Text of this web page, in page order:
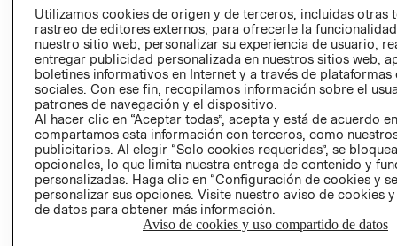
AVISO DE
PRIVACIDAD
GIFT CARD
AVISO DE
COOKIES
Chile ($)
Utilizamos cookies de origen y de terceros, incluidas otras
rastreo de editores externos, para ofrecerle la
nuestro sitio web, personalizar su experiencia de usuario,
entregar publicidad personalizada en nuestros sitios web,
boletines informativos en Internet y a través de plataformas
sociales. Con ese fin, recopilamos información sobre el
patrones de navegación y el dispositivo.
Al hacer clic en “Aceptar todas”, acepta y está de acuerdo
compartamos esta información con terceros, como
publicitarios. Al elegir “Solo cookies requeridas”, se
opcionales, lo que limita nuestra entrega de contenido y
personalizadas. Haga clic en “Configuración de cookies y
personalizar sus opciones. Visite nuestro aviso de cookies
de datos para obtener más información.
Aviso de cookies y uso compartido de datos